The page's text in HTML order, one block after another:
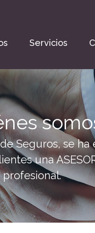
Servicios
Seguros, se
una
profesional.